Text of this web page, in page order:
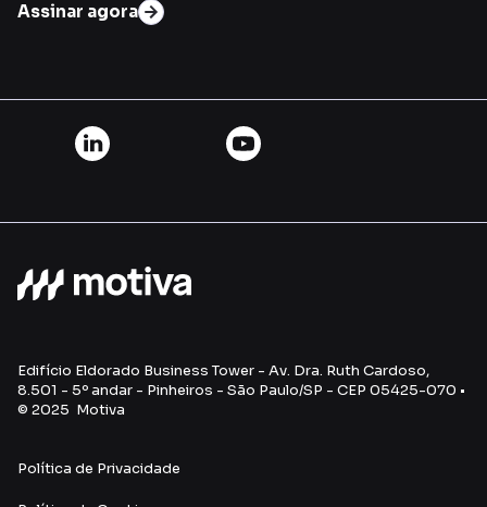
Assinar agora
Edifício Eldorado Business Tower - Av. Dra. Ruth Cardoso,
8.501 - 5º andar - Pinheiros - São Paulo/SP - CEP 05425-070 •
© 2025 Motiva
Política de Privacidade